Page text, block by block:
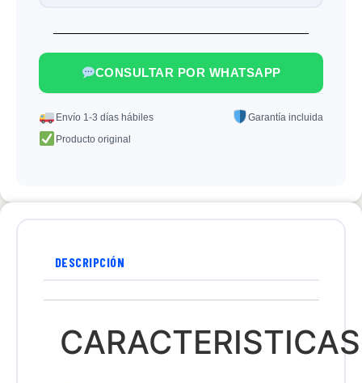
CONSULTAR POR WHATSAPP
Envío 1-3 días hábiles
Garantía incluida
Producto original
DESCRIPCIÓN
CARACTERISTICAS